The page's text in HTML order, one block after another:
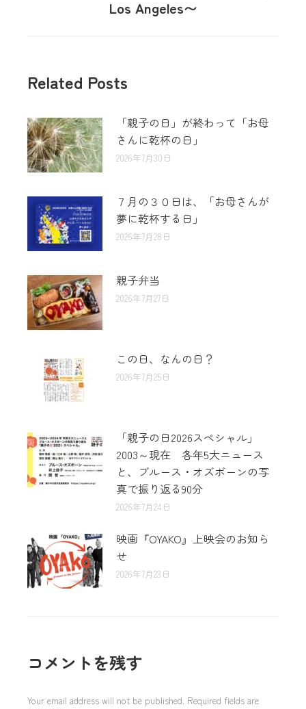
Los Angeles〜
Related Posts
「親子の日」が終わって「お母
さんに乾杯の日」
2026年7月30日
７月の３０日は、「お母さんが
夢に乾杯する日」
2026年7月28日
親子弁当
2026年7月27日
この日、なんの日？
2026年7月25日
「親子の日2026スペシャル」
2003～現在 各年5大ニュース
と、ブルース・オズボーンの写
真で振り返る90分
2026年7月24日
映画『OYAKO』上映会のお知ら
せ
2026年7月23日
コメントを残す
Your email address will not be published. Required fields are